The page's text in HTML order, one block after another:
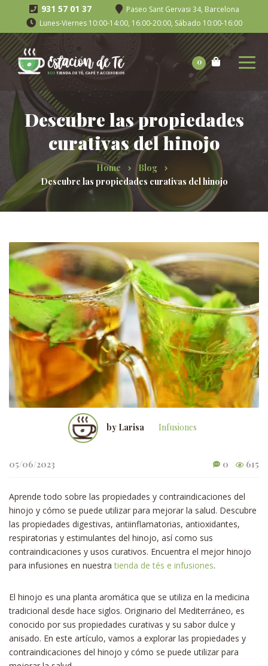
931 57 01 37
Paseo Sant Gervasi 34, Barcelona
Lunes-Viernes 10:00-14:00, 16:00-20:00, Sábado 10:00-16:00
0
Descubre las propiedades
curativas del hinojo
Home
Blog
Descubre las propiedades curativas del hinojo
by Larisa Infusiones
05/06/2023 615
0
Aprende todo sobre las propiedades y contraindicaciones del
hinojo y cómo se puede utilizar para mejorar la salud. Descubre
las propiedades digestivas, antiinflamatorias, antioxidantes,
respiratorias y estimulantes del hinojo, así como sus
contraindicaciones y usos curativos. Encuentra el mejor hinojo
para infusiones en nuestratienda de tés e infusiones.
El hinojo es una planta aromática que se utiliza en la medicina
tradicional desde hace siglos. Originario del Mediterráneo, es
conocido por sus propiedades curativas y su sabor dulce y
anisado. En este artículo, vamos a explorar las propiedades y
contraindicaciones del hinojo y cómo se puede utilizar para